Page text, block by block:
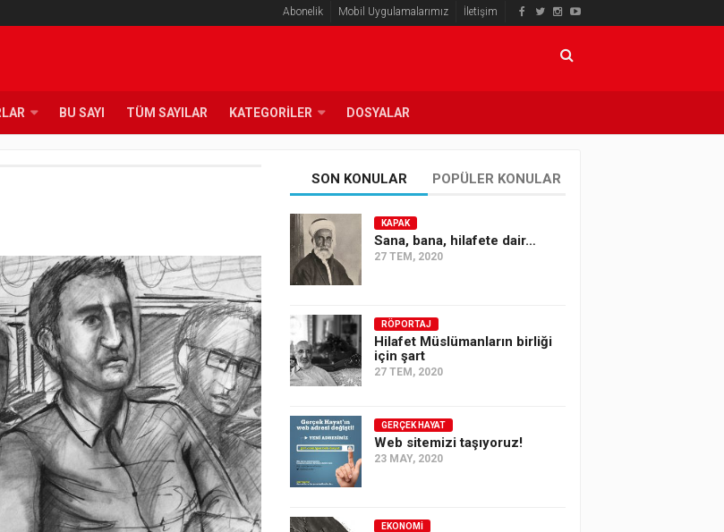
Abonelik Mobil Uygulamalarımız İletişim
BU SAYI TÜM SAYILAR KATEGORILER DOSYALAR
SON KONULAR POPÜLER KONULAR
KAPAK
Sana, bana, hilafete dair…
27 TEM, 2020
RÖPORTAJ
Hilafet Müslümanların birliği
için şart
27 TEM, 2020
GERÇEK HAYAT
Web sitemizi taşıyoruz!
23 MAY, 2020
EKONOMI